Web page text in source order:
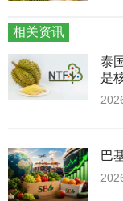
相关资讯
泰
是
巴